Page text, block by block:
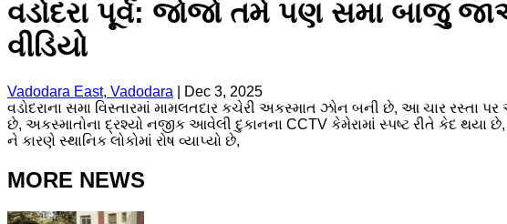
વડોદરા પૂર્વ: જોજો તમે પણ સમા બાજુ
વીડિયો
Vadodara East, Vadodara
Dec 3, 2025
વડોદરાના સમા વિસ્તારમાં મામલતદાર કચેરી અકસ્માત ઝોન બની છે, આ ચાર રસ્તા
છે, અકસ્માતોના દ્રશ્યો નજીક આવેલી દુકાનના CCTV કેમેરામાં સ્પષ્ટ રીતે કેદ
ને કારણે સ્થાનિક લોકોમાં રોષ વ્યાપ્યો છે,
MORE NEWS